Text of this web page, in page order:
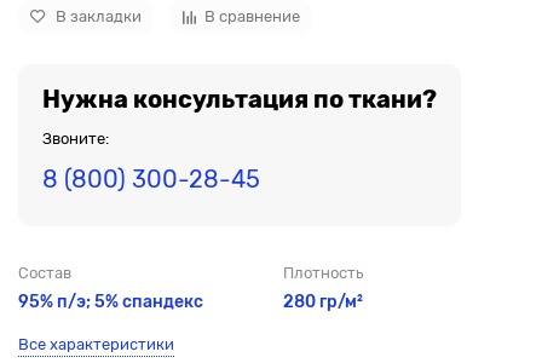
В закладки В сравнение
Нужна консультация по ткани?
Звоните:
8 (800) 300-28-45
Состав
95% п/э; 5% спандекс
Плотность
280 гр/м²
Все характеристики